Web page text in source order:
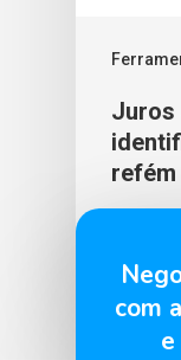
Juros
refém
com